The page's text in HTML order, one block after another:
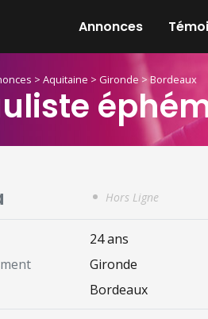
Annonces
> Aquitaine > Gironde >Bordeaux
Hors Ligne
24 ans
Gironde
Bordeaux